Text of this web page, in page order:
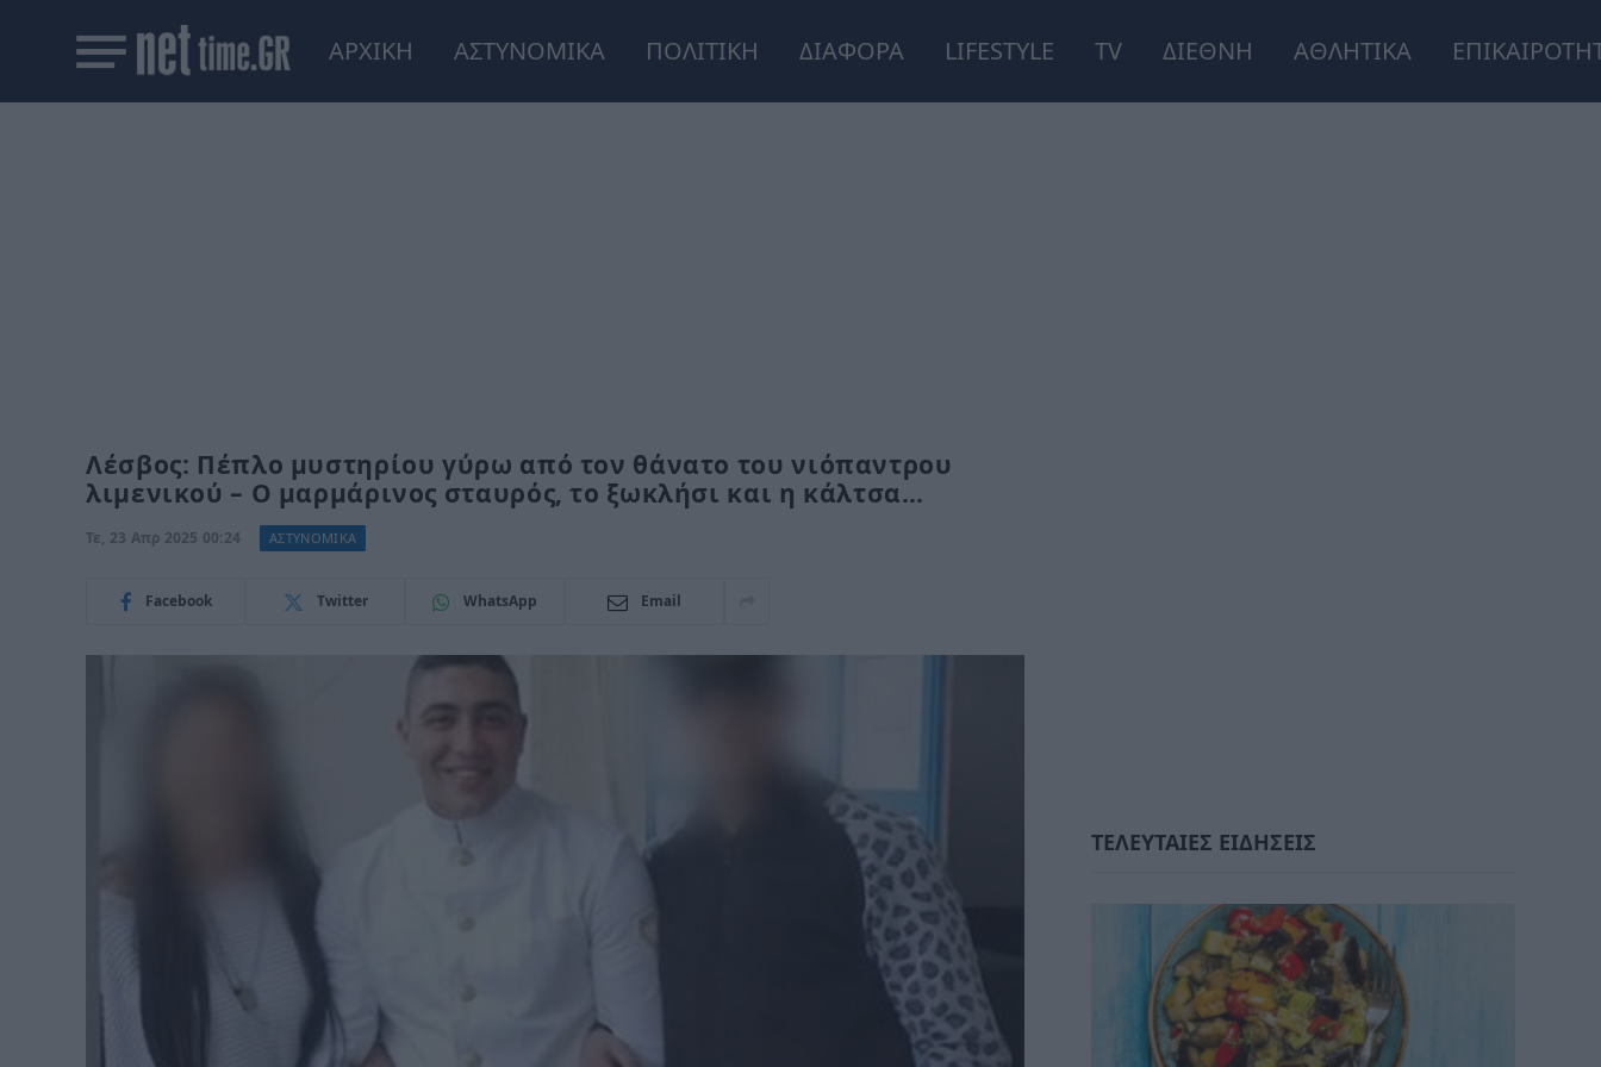
ΑΡΧΙΚΗ ΑΣΤΥΝΟΜΙΚΑ ΠΟΛΙΤΙΚΗ ΔΙΑΦΟΡΑ LIFESTYLE TV ΔΙΕΘΝΗ ΑΘΛΗΤΙΚΑ
Λέσβος: Πέπλο μυστηρίου γύρω από τον θάνατο του νιόπαντρου
λιμενικού – Ο μαρμάρινος σταυρός, το ξωκλήσι και η κάλτσα…
Τε, 23 Απρ 2025 00:24 ΑΣΤΥΝΟΜΙΚΑ
Facebook Twitter WhatsApp Email
ΤΕΛΕΥΤΑΙΕΣ ΕΙΔΗΣΕΙΣ